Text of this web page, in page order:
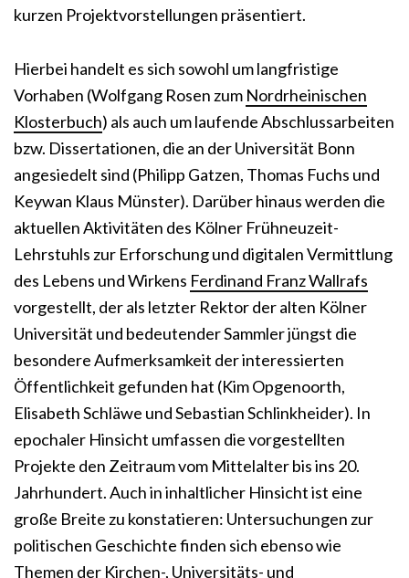
kurzen Projektvorstellungen präsentiert.
Hierbei handelt es sich sowohl um langfristige
Vorhaben (Wolfgang Rosen zum Nordrheinischen
Klosterbuch) als auch um laufende Abschlussarbeiten
bzw. Dissertationen, die an der Universität Bonn
angesiedelt sind (Philipp Gatzen, Thomas Fuchs und
Keywan Klaus Münster). Darüber hinaus werden die
aktuellen Aktivitäten des Kölner Frühneuzeit-
Lehrstuhls zur Erforschung und digitalen Vermittlung
des Lebens und Wirkens Ferdinand Franz Wallrafs
vorgestellt, der als letzter Rektor der alten Kölner
Universität und bedeutender Sammler jüngst die
besondere Aufmerksamkeit der interessierten
Öffentlichkeit gefunden hat (Kim Opgenoorth,
Elisabeth Schläwe und Sebastian Schlinkheider). In
epochaler Hinsicht umfassen die vorgestellten
Projekte den Zeitraum vom Mittelalter bis ins 20.
Jahrhundert. Auch in inhaltlicher Hinsicht ist eine
große Breite zu konstatieren: Untersuchungen zur
politischen Geschichte finden sich ebenso wie
Themen der Kirchen-, Universitäts- und